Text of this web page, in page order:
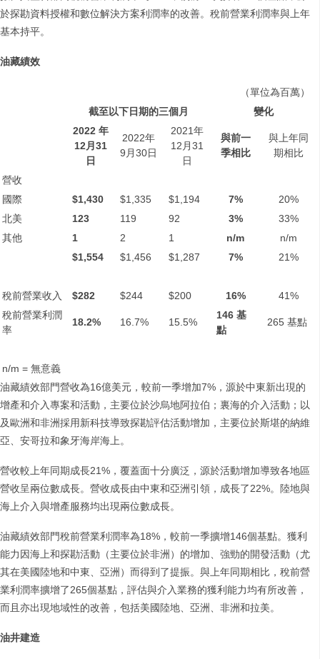
於探勘資料授權和數位解決方案利潤率的改善。稅前營業利潤率與上年
基本持平。
油藏績效
（單位為百萬）
截至以下日期的三個月
變化
2022 年
12月 31
日
2022年
9月30日
2021年
12月31
日
與前一
季相比
與上年同
期相比
營收
國際
$1,430 $1,335 $1,194 7%
20%
北美
123 119 92 3%
33%
其他
1 2 1 n/m
n/m
$1,554
$1,456 $1,287 7% 21%
稅前營業收入 $282 $244 $200 16%
41%
稅前營業利潤
率
18.2% 16.7% 15.5%
146 基
點
265 基點
n/m = 無意義
油藏績效部門營收為16億美元，較前一季增加7%，源於中東新出現的
增產和介入專案和活動，主要位於沙烏地阿拉伯；裏海的介入活動；以
及歐洲和非洲採用新科技導致探勘評估活動增加，主要位於斯堪的納維
亞、安哥拉和象牙海岸海上。
營收較上年同期成長21%，覆蓋面十分廣泛，源於活動增加導致各地區
營收呈兩位數成長。營收成長由中東和亞洲引領，成長了22%。陸地與
海上介入與增產服務均出現兩位數成長。
油藏績效部門稅前營業利潤率為18%，較前一季擴增146個基點。獲利
能力因海上和探勘活動（主要位於非洲）的增加、強勁的開發活動（尤
其在美國陸地和中東、亞洲）而得到了提振。與上年同期相比，稅前營
業利潤率擴增了265個基點，評估與介入業務的獲利能力均有所改善，
而且亦出現地域性的改善，包括美國陸地、亞洲、非洲和拉美。
油井建造